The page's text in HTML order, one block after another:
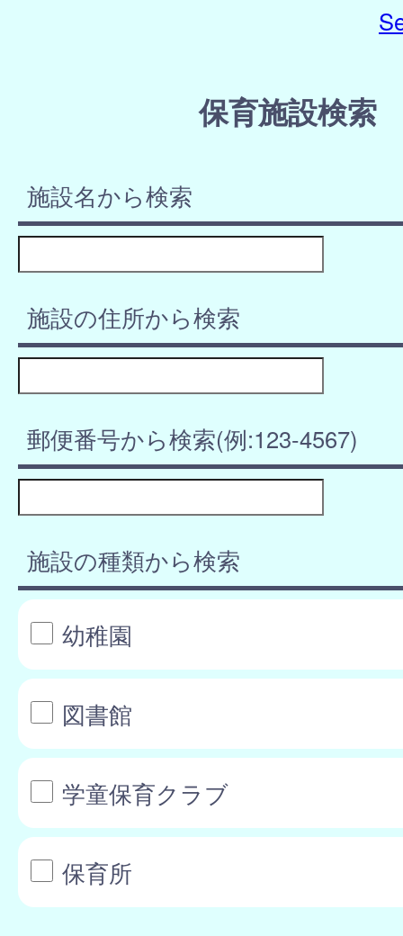
保育施設検索
施設名から検索
施設の住所から検索
郵便番号から検索(例:123-4567)
施設の種類から検索
幼稚園
図書館
学童保育クラブ
保育所